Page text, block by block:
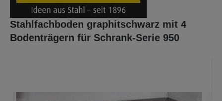
Stahlfachboden graphitschwarz mit 4
Bodenträgern für Schrank-Serie 950